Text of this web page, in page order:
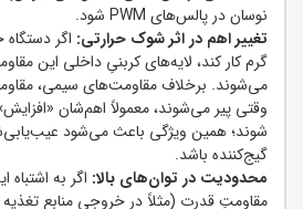
نوسان در پالس‌های PWM شود.
تغییر اهم در اثر شوک حرارتی: اگر
گرم کار کند، لایه‌های کربنیِ داخلی این
وقتی پیر می‌شوند، معمولاً اهم‌شان
شوند؛ همین ویژگی باعث می‌شود
گیج‌کننده باشد.
محدودیت در توان‌های بالا: اگر به اشتباه
مقاومتِ قدرت (مثلاً در خروجیِ منابع تغذیه